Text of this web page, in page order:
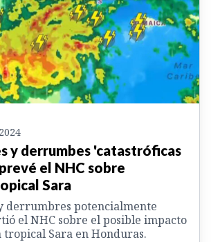
y derrumbes 'catastróficas
el NHC sobre
Sara
derrumbres potencialmente
el NHC sobre el posible impacto
Sara en Honduras.